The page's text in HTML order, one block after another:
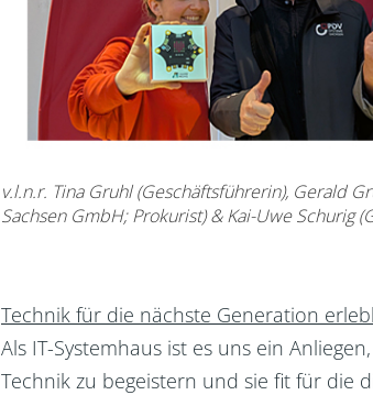
v.l.n.r. Tina Gruhl (Geschäftsführerin), Gerald
Sachsen GmbH; Prokurist) & Kai-Uwe Schurig
Technik für die nächste Generation
Als IT-Systemhaus ist es uns ein
Technik zu begeistern und sie fit für die